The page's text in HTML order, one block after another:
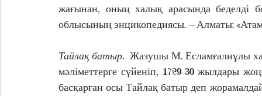
жағынан, оның халық арасында беделді
облысының энцикопедиясы. – Алматы:
Тайлақ батыр. Жазушы М. Есламғалиұлы
мәліметтерге сүйеніп, 1729-30 жылдары
басқарған осы Тайлақ батыр деп